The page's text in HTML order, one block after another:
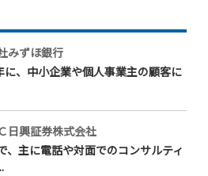
みずほ銀行
に、中小企業や個人事業主の顧客に
日興証券株式会社
、主に電話や対面でのコンサルティ